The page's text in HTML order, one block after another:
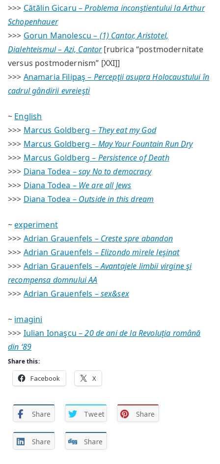
>>> Cătălin Gicaru –Problema inconştientului la Arthur
Schopenhauer
>>> Gorun Manolescu – (1) Cantor, Aristotel,
Dialehteismul – Azi, Cantor[rubrica “postmodernitate
versus postmodernism” [XXI]]
>>> Anamaria Filipaş – Percepţii asupra Holocaustului în
cadrul gândirii evreieşti
~ English
>>> Marcus Goldberg – They eat my God
>>> Marcus Goldberg – May Your Fountain Run Dry
>>> Marcus Goldberg – Persistence of Death
>>> Diana Todea –say No to democracy
>>> Diana Todea – We are all Jews
>>> Diana Todea – Outside in this dream
~experiment
>>> Adrian Grauenfels – Creste spre abandon
>>> Adrian Grauenfels –Elizondo mirele leşinat
>>> Adrian Grauenfels –Avantajele limbii virgine şi
recompensa domnului AA
>>> Adrian Grauenfels –sex&sex
~ imagini
>>> Iulian Ionaşcu –20 de ani de la Revoluţia română
din ‘89
Share this:
Facebook X
Share Tweet Share
Share Share